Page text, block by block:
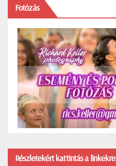
Fotózás
Részletekért kattintás a linkekre